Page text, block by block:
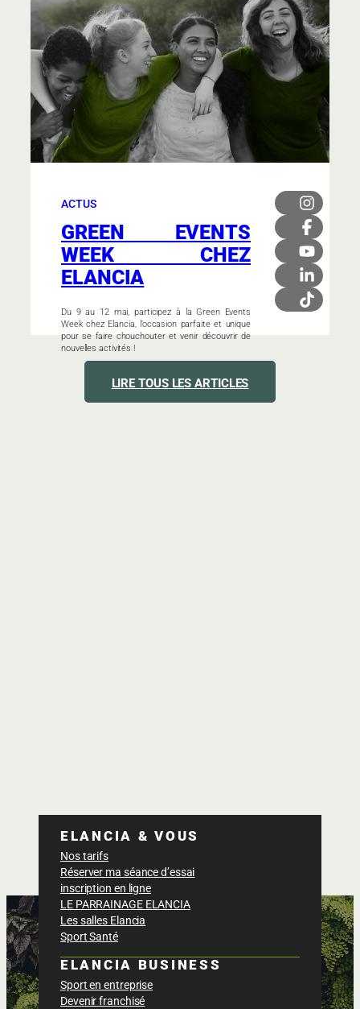
ACTUS
GREEN EVENTS
WEEK CHEZ
ELANCIA
Du 9 au 12 mai, participez à la Green Events
Week chez Elancia, l’occasion parfaite et unique
pour se faire chouchouter et venir découvrir de
nouvelles activités !
LIRE TOUS LES ARTICLES
ELANCIA & VOUS
Nos tarifs
Réserver ma séance d’essai
inscription en ligne
LE PARRAINAGE ELANCIA
Les salles Elancia
Sport Santé
ELANCIA BUSINESS
Sport en entreprise
Devenir franchisé